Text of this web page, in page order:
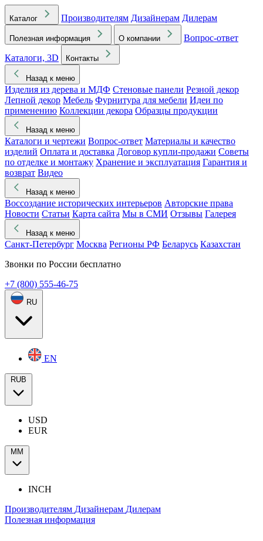
Каталог Производителям Дизайнерам Дилерам
Полезная информация О компании
Вопрос-ответ
Каталоги, 3D
Контакты
Назад к меню
Изделия из дерева и МДФ Стеновые панели Резной декор
Лепной декор Мебель Фурнитура для мебели Идеи по
применению Коллекции декора Образцы продукции
Назад к меню
Каталоги и чертежи Вопрос-ответ Материалы и качество
изделий Оплата и доставка Договор купли-продажи Советы
по отделке и монтажу Хранение и эксплуатация Гарантия и
возврат Видео
Назад к меню
Воссоздание исторических интерьеров Авторские права
Новости Статьи Карта сайта Мы в СМИ Отзывы Галерея
Назад к меню
Санкт-Петербург Москва Регионы РФ Беларусь Казахстан
Звонки по России бесплатно
+7 (800) 555-46-75
RU
EN
RUB
USD
EUR
ММ
INCH
Производителям Дизайнерам Дилерам
Полезная информация